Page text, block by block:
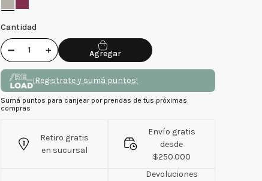
Cantidad
＋
－
¡Registrate y sumá puntos!
Sumá puntos para canjear por prendas de tus próximas
compras
Retiro gratis
en sucursal
Envío gratis
desde
$250.000
Devoluciones